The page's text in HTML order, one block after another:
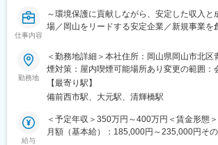
がります。
専門的な知識は、入社後先輩が丁寧に指導し
社外の研修に参加して知識を習得してもらい
■雇用形態について
当初契約社員での登用となりますが、1.5カ月
が前提となります。過去10数年のうち登用
件のみです（本人から更新しない申出があっ
仕事内容
～環境保護に貢献しながら、安定した収入と
場／岡山をリードする安定企業／新規事業を
■募集背景：
私たちは古紙リサイクルを軸に、環境・資源
取り組んできました。
現在、さらなる事業拡大と新規事業創出を見
設開発を中核となって担っていただく技術職
す。
入社後は既存工場の設備メンテナンスからス
勤務地
＜勤務地詳細＞本社住所：岡山県岡山市北
煙対策：屋内喫煙可能場所あり変更の範囲：
【最寄り駅】
備前西市駅、大元駅、清輝橋駅
給与
＜予定年収＞350万円～400万円＜賃金形態
月額（基本給）：185,000円～235,000円その